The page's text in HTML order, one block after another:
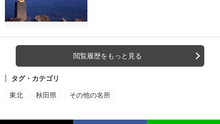
閲覧履歴をもっと見る
タグ・カテゴリ
東北 秋田県 その他の名所